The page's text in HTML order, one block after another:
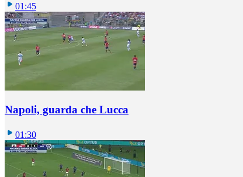
01:45
Napoli, guarda che Lucca
01:30